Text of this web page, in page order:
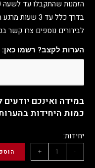
בדרך כלל עד 3 שעות מרגע ההזמנה.
לבירורים נוספים צרו קשר בטלפון 09-
הערות לקצב? רשמו כאן:
במידה ואינכם
כמות היחידות
יחידות:
-
+